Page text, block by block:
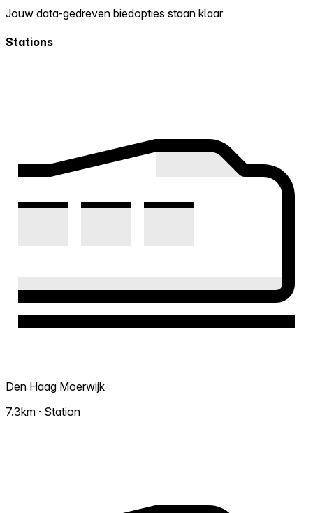
Jouw data-gedreven biedopties staan klaar
Stations
Den Haag Moerwijk
7.3km · Station